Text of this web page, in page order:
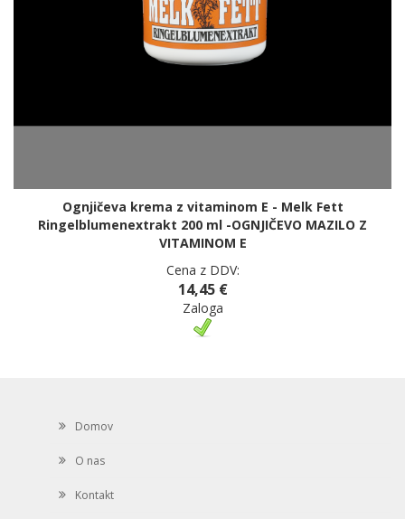
Ognjičeva krema z vitaminom E - Melk Fett
Ringelblumenextrakt 200 ml -OGNJIČEVO MAZILO Z
VITAMINOM E
Cena z DDV:
14,45 €
Zaloga
Domov
O nas
Kontakt